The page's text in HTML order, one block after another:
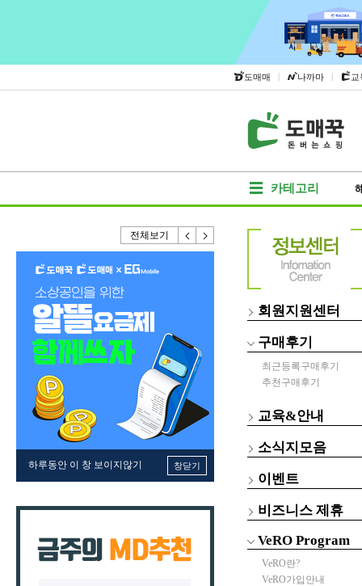
도매매 | 나까마 | 교
카테고리
전체보기
하루동안 이 창 보이지않기 창닫기
회원지원센터
구매후기
최근등록구매후기
추천구매후기
교육&안내
소식지모음
이벤트
비즈니스 제휴
VeRO Program
VeRO란?
VeRO가입안내